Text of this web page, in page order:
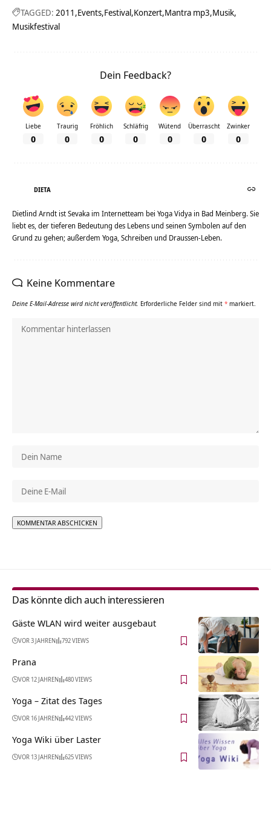
TAGGED: 2011 Events Festival Konzert Mantra mp3 Musik
Musikfestival
Dein Feedback?
Liebe
0
Traurig
0
Fröhlich
0
Schläfrig
0
Wütend
0
Überrascht
0
Zwinker
0
DIETA
Dietlind Arndt ist Sevaka im Internetteam bei Yoga Vidya in Bad Meinberg. Sie
liebt es, der tieferen Bedeutung des Lebens und seinen Symbolen auf den
Grund zu gehen; außerdem Yoga, Schreiben und Draussen-Leben.
Keine Kommentare
Deine E-Mail-Adresse wird nicht veröffentlicht. Erforderliche Felder sind mit * markiert.
Das könnte dich auch interessieren
Gäste WLAN wird weiter ausgebaut
VOR 3 JAHREN 792 VIEWS
Prana
VOR 12 JAHREN 480 VIEWS
Yoga – Zitat des Tages
VOR 16 JAHREN 442 VIEWS
Yoga Wiki über Laster
VOR 13 JAHREN 625 VIEWS